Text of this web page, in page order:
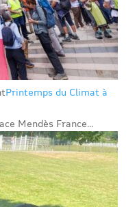
Printemps du Climat à
Mendès France...